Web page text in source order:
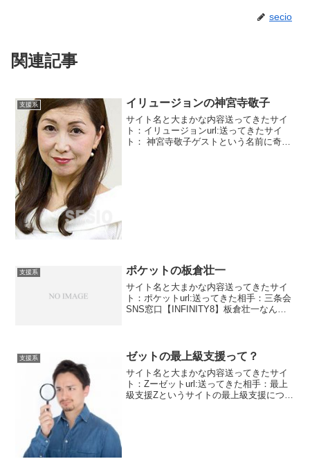
secio
関連記事
支援系 イリュージョンの神宮寺敬子
サイト名と大まかな内容送ってきたサイ
ト：イリュージョンurl:送ってきたサイ
ト： 神宮寺敬子ゲストという名前に奇跡
支援系 ポケットの板倉壮一
サイト名と大まかな内容送ってきたサイ
ト：ポケットurl:送ってきた相手：三条会
SNS窓口【INFINITY8】板倉壮一なんか
条会って...
支援系 ゼットの最上級支援って？
サイト名と大まかな内容送ってきたサイ
ト：Zーゼットurl:送ってきた相手：最上
級支援Zというサイトの最上級支援につい